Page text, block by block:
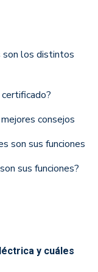
son los distintos
consejos
son sus funciones
sus funciones?
y cuáles